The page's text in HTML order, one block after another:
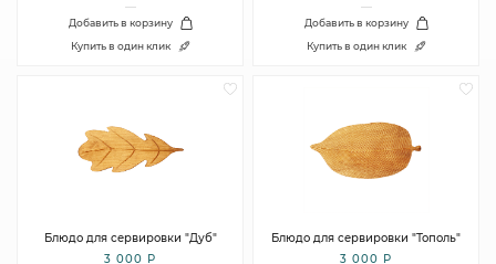
Добавить в корзину
Купить в один клик
Добавить в корзину
Купить в один клик
Блюдо для сервировки "Дуб"
3 000 Р
Блюдо для сервировки "Тополь"
3 000 Р